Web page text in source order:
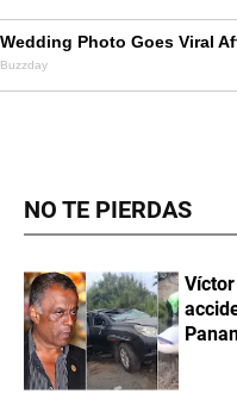
NO TE PIERDAS